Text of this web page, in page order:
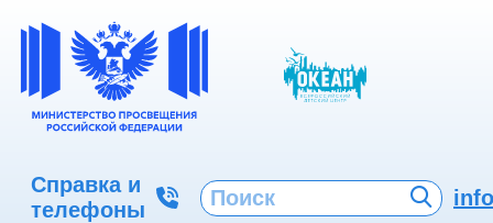
Справка и
телефоны